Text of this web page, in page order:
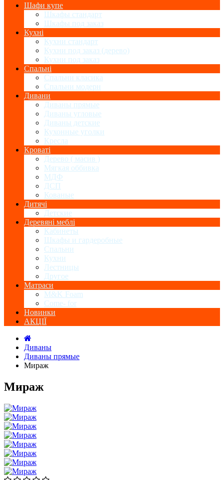
Шафи купе
Шкафы стандарт
Шкафы под заказ
Кухні
Кухни стандарт
Кухни под заказ (дерево)
Кухни под заказ
Спальні
Спальни класика
Спальни модерн
Дивани
Диваны прямые
Диваны угловые
Диваны детские
Кухонные уголки
Кресла
Кроваті
Дерево ( масив )
Мягкая оббивка
МДФ
ДСП
Кованые
Дитячі
Детские
Деревяні меблі
Кабинеты
Шкафы и гардеробные
Спальни
Кухни
Лестницы
Другое
Матраси
M&K Foam
Come- for
Новинки
АКЦІЇ
Диваны
Диваны прямые
Мираж
Мираж